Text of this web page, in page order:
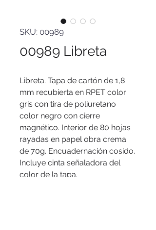
SKU: 00989
00989 Libreta
Libreta. Tapa de cartón de 1,8
mm recubierta en RPET color
gris con tira de poliuretano
color negro con cierre
magnético. Interior de 80 hojas
rayadas en papel obra crema
de 70g. Encuadernación cosido.
Incluye cinta señaladora del
color de la tapa.